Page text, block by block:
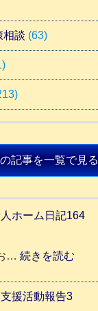
相談 (63)
記事を一覧で見る
ホーム日記164
…続きを読む
援活動報告3